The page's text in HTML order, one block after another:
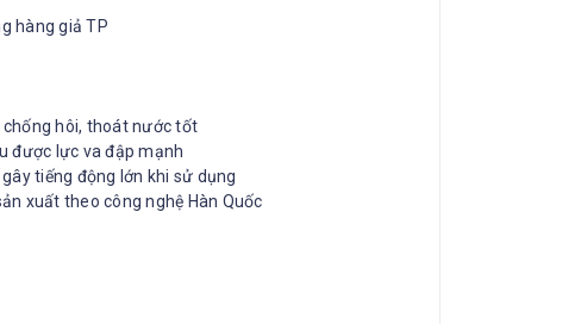
hàng giả TP
chống hôi, thoát nước tốt
được lực va đập mạnh
tiếng động lớn khi sử dụng
xuất theo công nghệ Hàn Quốc